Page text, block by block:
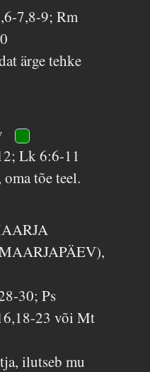
7,8-9; Rm
ärge tehke
Lk 6:6-11
tõe teel.
30; Ps
23 või Mt
ilutseb mu